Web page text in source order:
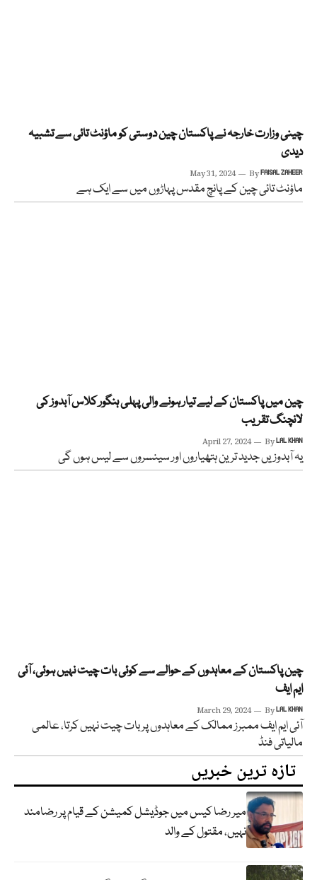
چینی وزارت خارجہ نے پاکستان چین دوستی کو ماؤنٹ تائی سے تشبیہ
دیدی
May 31, 2024 ByFAISAL ZAHEER
ماؤنٹ تائی چین کے پانچ مقدس پہاڑوں میں سے ایک ہے
چین میں پاکستان کے لیے تیار ہونے والی پہلی ہنگور کلاس آبدوز کی
لانچنگ تقریب
April 27, 2024 ByLAL KHAN
یہ آبدوزیں جدید ترین ہتھیاروں اور سینسروں سے لیس ہوں گی
چین پاکستان کے معاہدوں کے حوالے سے کوئی بات چیت نہیں ہوئی، آئی
ایم ایف
March 29, 2024 ByLAL KHAN
آئی ایم ایف ممبرز ممالک کے معاہدوں پر بات چیت نہیں کرتا، عالمی
مالیاتی فنڈ
تازہ ترین خبریں
میر رضا کیس میں جوڈیشل کمیشن کے قیام پر رضامند
نہیں، مقتول کے والد